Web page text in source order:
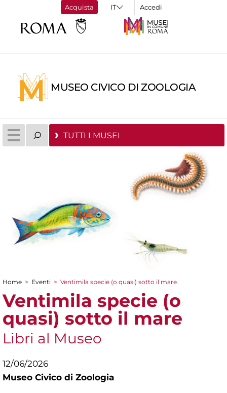
Acquista Accedi
MUSEO CIVICO DI ZOOLOGIA
TUTTI I MUSEI
Tu sei qui
Home > Eventi > Ventimila specie (o quasi) sotto il mare
Ventimila specie (o
quasi) sotto il mare
Libri al Museo
12/06/2026
Museo Civico di Zoologia